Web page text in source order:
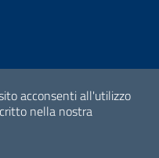
acconsenti all'utilizzo
nella nostra